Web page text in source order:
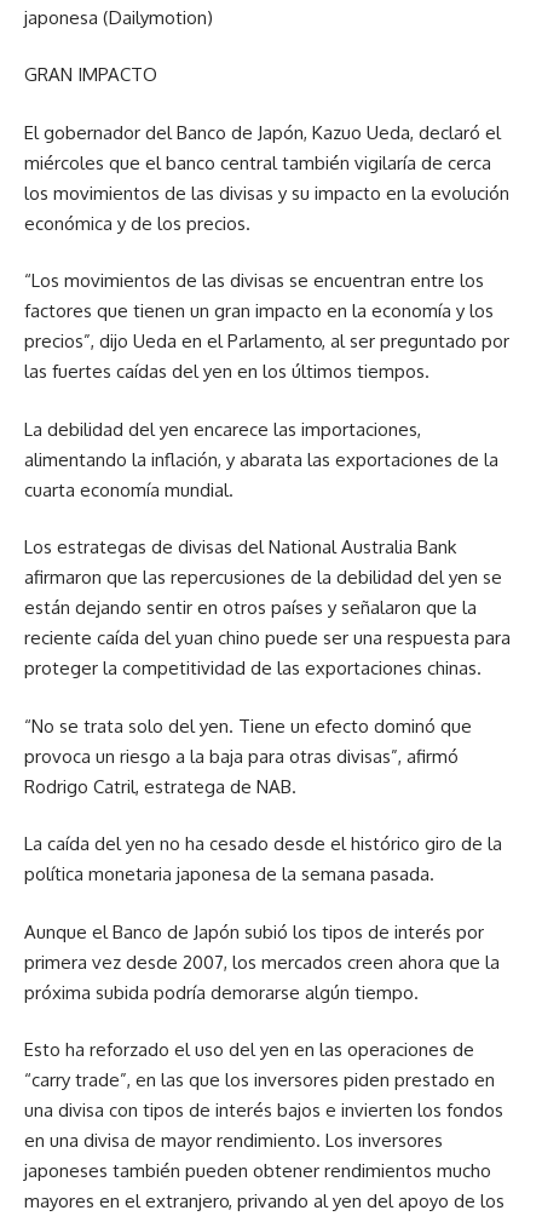
japonesa (Dailymotion)
GRAN IMPACTO
El gobernador del Banco de Japón, Kazuo Ueda, declaró el
miércoles que el banco central también vigilaría de cerca
los movimientos de las divisas y su impacto en la evolución
económica y de los precios.
“Los movimientos de las divisas se encuentran entre los
factores que tienen un gran impacto en la economía y los
precios”, dijo Ueda en el Parlamento, al ser preguntado por
las fuertes caídas del yen en los últimos tiempos.
La debilidad del yen encarece las importaciones,
alimentando la inflación, y abarata las exportaciones de la
cuarta economía mundial.
Los estrategas de divisas del National Australia Bank
afirmaron que las repercusiones de la debilidad del yen se
están dejando sentir en otros países y señalaron que la
reciente caída del yuan chino puede ser una respuesta para
proteger la competitividad de las exportaciones chinas.
“No se trata solo del yen. Tiene un efecto dominó que
provoca un riesgo a la baja para otras divisas”, afirmó
Rodrigo Catril, estratega de NAB.
La caída del yen no ha cesado desde el histórico giro de la
política monetaria japonesa de la semana pasada.
Aunque el Banco de Japón subió los tipos de interés por
primera vez desde 2007, los mercados creen ahora que la
próxima subida podría demorarse algún tiempo.
Esto ha reforzado el uso del yen en las operaciones de
“carry trade”, en las que los inversores piden prestado en
una divisa con tipos de interés bajos e invierten los fondos
en una divisa de mayor rendimiento. Los inversores
japoneses también pueden obtener rendimientos mucho
mayores en el extranjero, privando al yen del apoyo de los